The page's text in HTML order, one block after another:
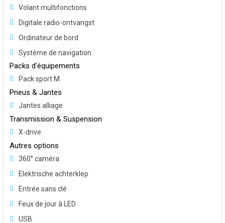
Volant multifonctions
Digitale radio-ontvangst
Ordinateur de bord
Système de navigation
Packs d'équipements
Pack sport M
Pneus & Jantes
Jantes alliage
Transmission & Suspension
X-drive
Autres options
360° caméra
Elektrische achterklep
Entrée sans clé
Feux de jour à LED
USB